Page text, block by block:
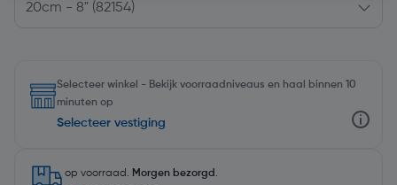
Selecteer winkel - Bekijk voorraadniveaus en haal binnen 10
minuten op
Selecteer vestiging
op voorraad. Morgen bezorgd .